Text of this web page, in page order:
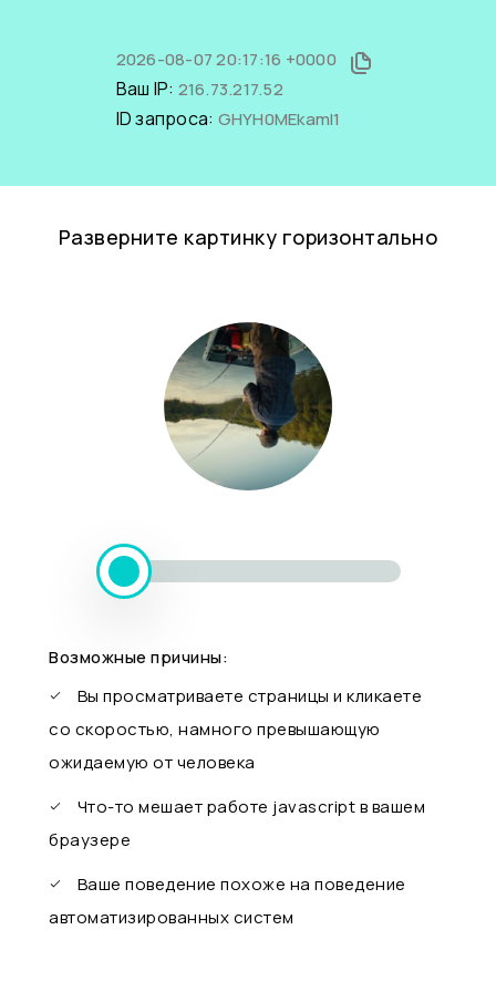
2026-08-07 20:17:16 +0000
Ваш IP: 216.73.217.52
ID запроса: GHYH0MEkamI1
Разверните картинку горизонтально
Возможные причины:
Вы просматриваете страницы и кликаете
со скоростью, намного превышающую
ожидаемую от человека
Что-то мешает работе javascript в вашем
браузере
Ваше поведение похоже на поведение
автоматизированных систем